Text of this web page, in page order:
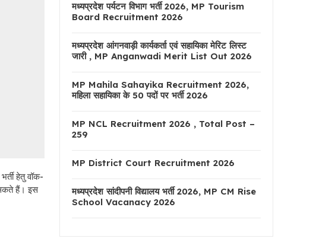
हेतु वॉक-
सकते हैं। इस
मध्यप्रदेश पर्यटन विभाग भर्ती 2026, MP Tourism
Board Recruitment 2026
मध्यप्रदेश आंगनवाड़ी कार्यकर्ता एवं सहायिका मेरिट लिस्ट
जारी , MP Anganwadi Merit List Out 2026
MP Mahila Sahayika Recruitment 2026,
महिला सहायिका के 50 पदों पर भर्ती 2026
MP NCL Recruitment 2026 , Total Post –
259
MP District Court Recruitment 2026
मध्यप्रदेश सांदीपनी विद्यालय भर्ती 2026, MP CM Rise
School Vacanacy 2026